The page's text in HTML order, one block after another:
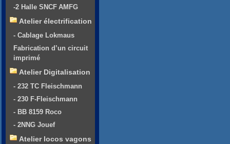
-2 Halle SNCF AMFG
Atelier électrification
- Cablage Lokmaus
Fabrication d’un circuit
imprimé
Atelier Digitalisation
- 232 TC Fleischmann
- 230 F-Fleischmann
- BB 8159 Roco
- 2NNG Jouef
Atelier locos vagons